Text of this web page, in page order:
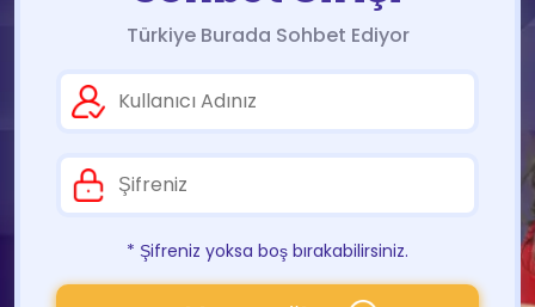
Türkiye Burada Sohbet Ediyor
* Şifreniz yoksa boş bırakabilirsiniz.